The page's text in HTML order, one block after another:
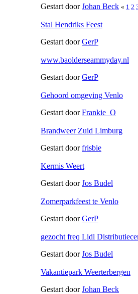
Gestart doorJohan Beck « 1 2
Stal Hendriks Feest
Gestart doorGerP
www.baolderseammyday.nl
Gestart doorGerP
Gehoord omgeving Venlo
Gestart doorFrankie_O
Brandweer Zuid Limburg
Gestart doorfrisbie
Kermis Weert
Gestart doorJos Budel
Zomerparkfeest te Venlo
Gestart doorGerP
gezocht freq Lidl
Gestart doorJos Budel
Vakantiepark Weerterbergen
Gestart doorJohan Beck